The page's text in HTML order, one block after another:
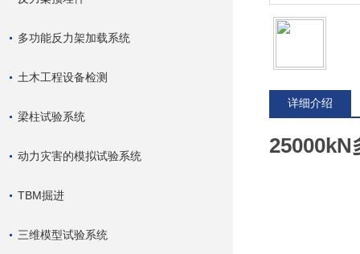
多功能反力架加载系统
土木工程设备检测
梁柱试验系统
动力灾害的模拟试验系统
TBM掘进
三维模型试验系统
详细介绍
25000kN